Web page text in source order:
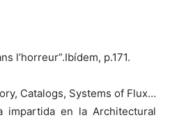
l’horreur”.Ibídem, p.171.
Catalogs, Systems of Flux…
impartida en la Architectural